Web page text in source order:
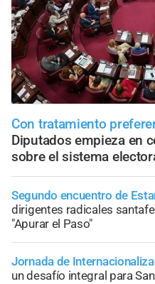
Con tratamiento
Diputados empieza en
sobre el sistema
Segundo encuentro de
dirigentes radicales
"Apurar el Paso"
Jornada de
un desafío integral para